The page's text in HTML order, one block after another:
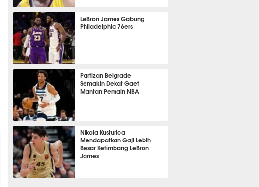
BASKET
LeBron James Gabung
Philadelphia 76ers
BASKET
Partizan Belgrade
Semakin Dekat Gaet
Mantan Pemain NBA
BASKET
Nikola Kusturica
Mendapatkan Gaji Lebih
Besar Ketimbang LeBron
James